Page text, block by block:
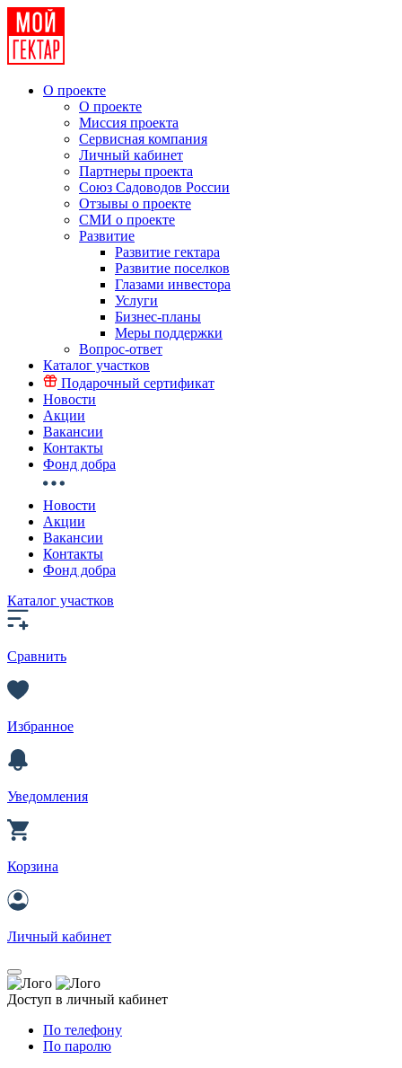
О проекте
О проекте
Миссия проекта
Сервисная компания
Личный кабинет
Партнеры проекта
Союз Садоводов России
Отзывы о проекте
СМИ о проекте
Развитие
Развитие гектара
Развитие поселков
Глазами инвестора
Услуги
Бизнес-планы
Меры поддержки
Вопрос-ответ
Каталог участков
Подарочный сертификат
Новости
Акции
Вакансии
Контакты
Фонд добра
Новости
Акции
Вакансии
Контакты
Фонд добра
Каталог участков
Сравнить
Избранное
Уведомления
Корзина
Личный кабинет
Доступ в личный кабинет
По телефону
По паролю